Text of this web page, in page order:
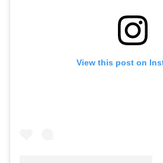
View this post on